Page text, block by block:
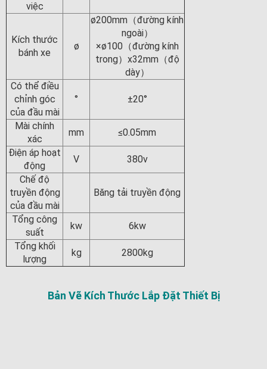
việc
Kích thước
bánh xe
ø
ø200mm（đường kính
ngoài）
×ø100（đường kính
trong）x32mm（độ
dày）
Có thể điều
chỉnh góc
của đầu mài
° ±20°
Mài chính
xác
mm
≤0.05mm
Điện áp hoạt
động
V
380v
Chế độ
truyền động
của đầu mài
Băng tải truyền động
Tổng công
suất
kw
6kw
Tổng khối
lượng
kg 2800kg
Bản Vẽ Kích Thước Lắp Đặt Thiết Bị